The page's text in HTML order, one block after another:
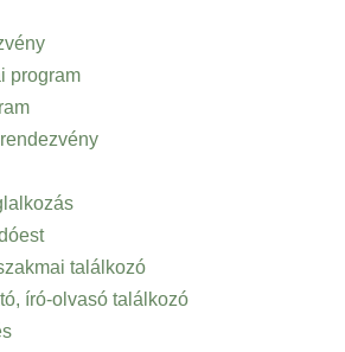
program
találkozó
író-olvasó találkozó